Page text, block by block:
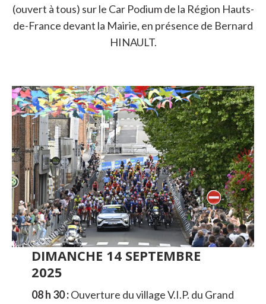
(ouvert à tous) sur le Car Podium de la Région Hauts-
de-France devant la Mairie, en présence de Bernard
HINAULT.
DIMANCHE 14 SEPTEMBRE
2025
08 h 30 :Ouverture du village V.I.P. du Grand